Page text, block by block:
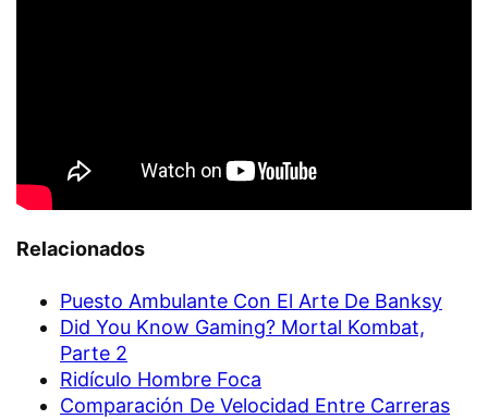
Relacionados
Puesto Ambulante Con El Arte De Banksy
Did You Know Gaming? Mortal Kombat,
Parte 2
Ridículo Hombre Foca
Comparación De Velocidad Entre Carreras